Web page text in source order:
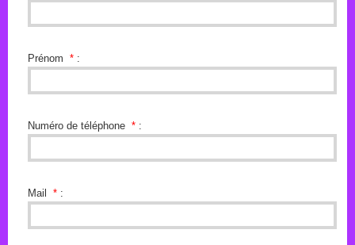
Prénom * :
Numéro de téléphone * :
Mail * :